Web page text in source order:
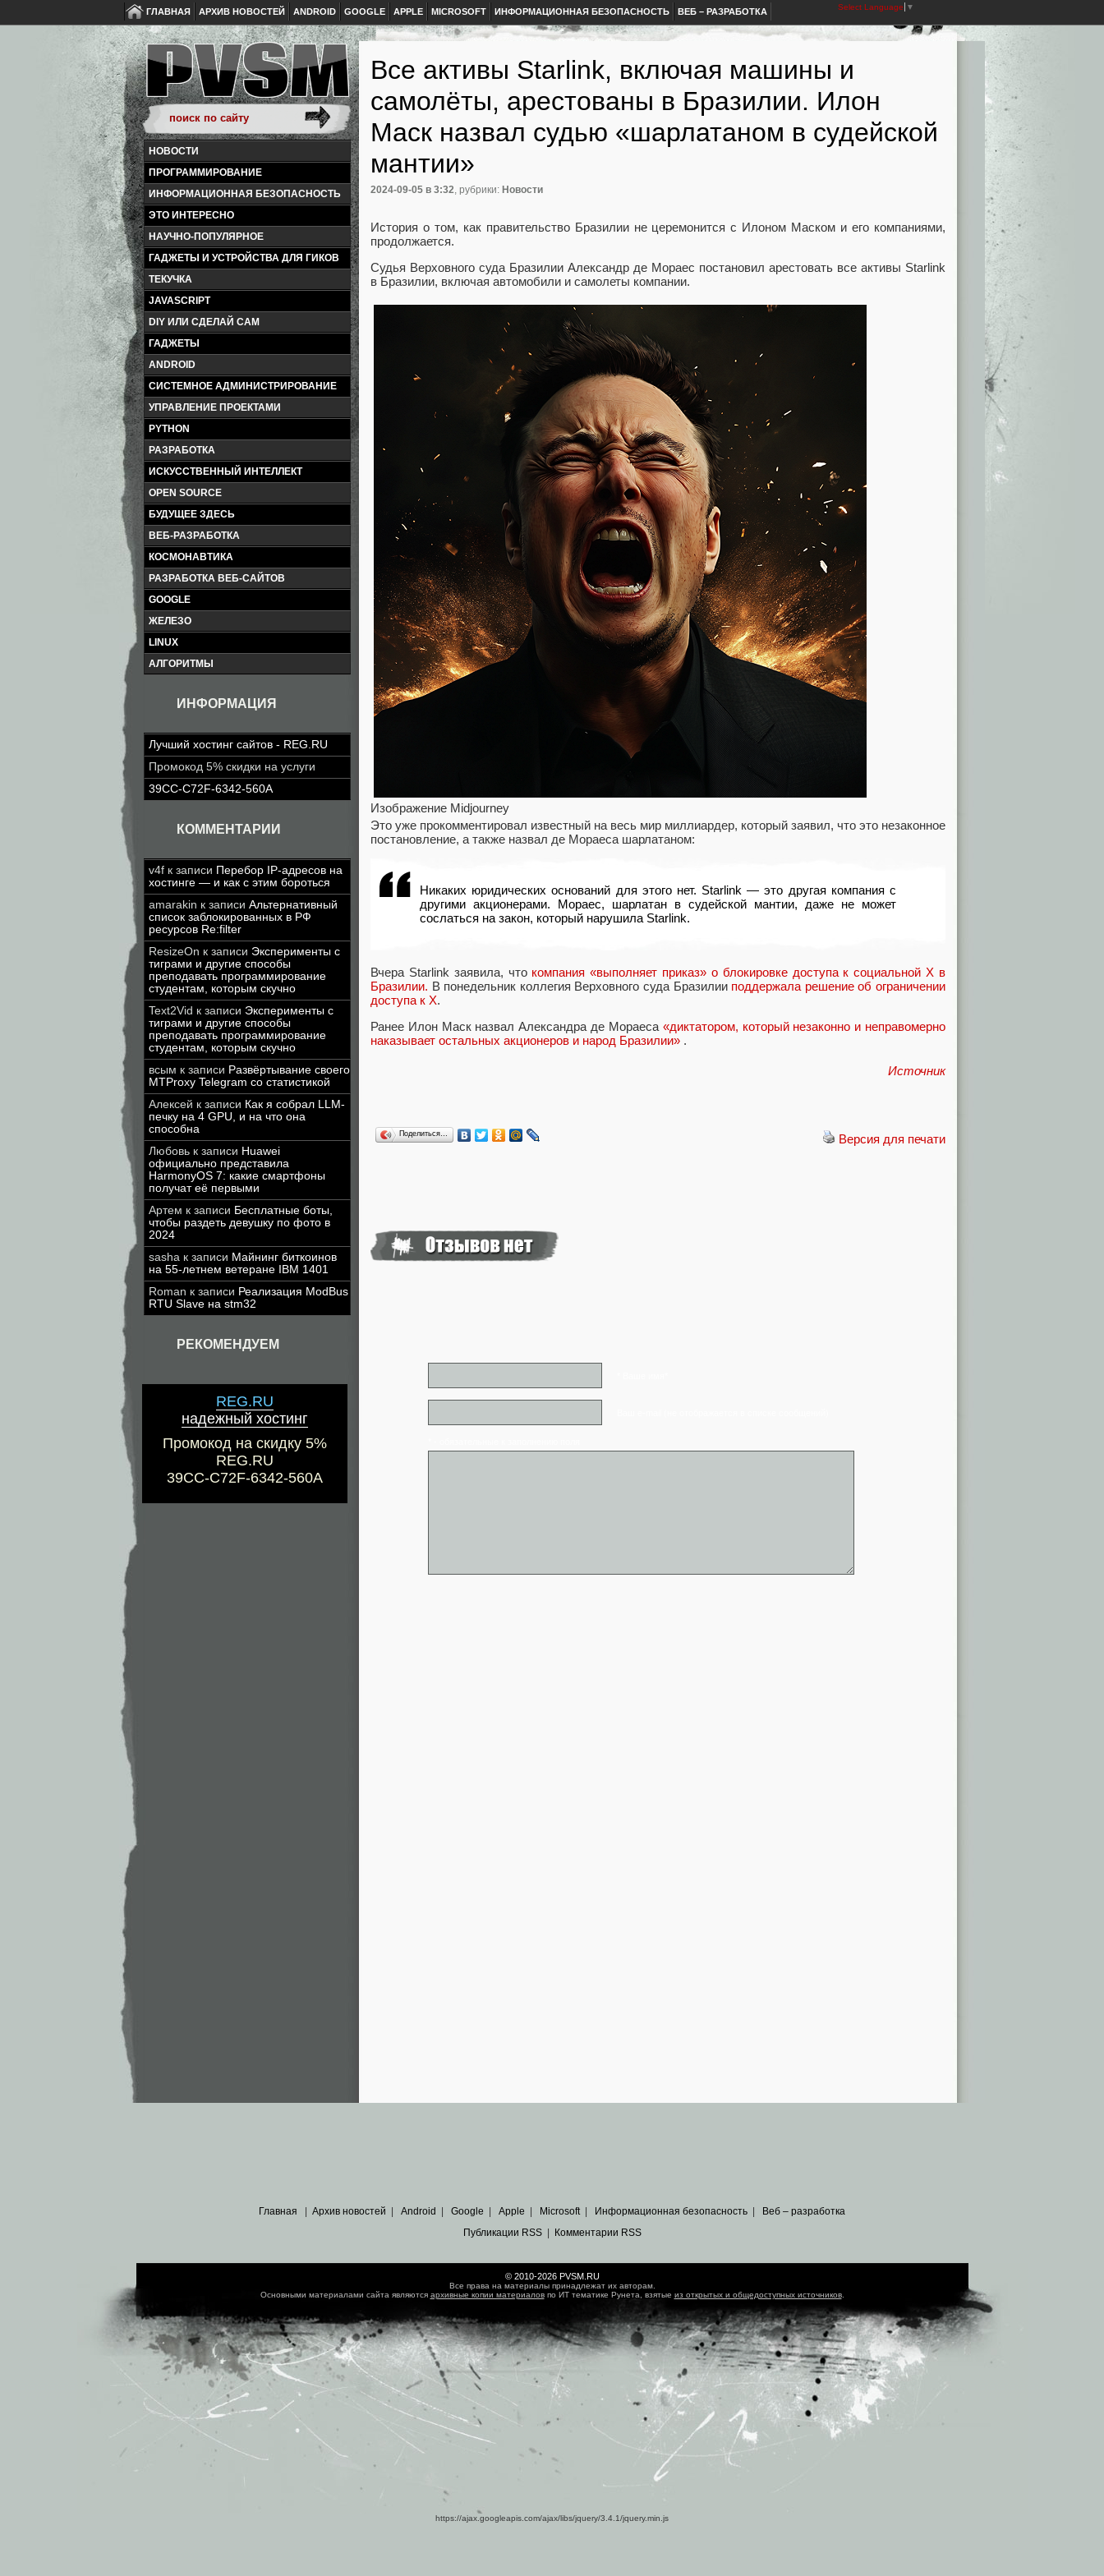
ГЛАВНАЯ АРХИВ НОВОСТЕЙ ANDROID GOOGLE APPLE MICROSOFT ИНФОРМАЦИОННАЯ БЕЗОПАСНОСТЬ ВЕБ – РАЗРАБОТКА Select Language ▼
НОВОСТИ
ПРОГРАММИРОВАНИЕ
ИНФОРМАЦИОННАЯ БЕЗОПАСНОСТЬ
ЭТО ИНТЕРЕСНО
НАУЧНО-ПОПУЛЯРНОЕ
ГАДЖЕТЫ И УСТРОЙСТВА ДЛЯ ГИКОВ
ТЕКУЧКА
JAVASCRIPT
DIY ИЛИ СДЕЛАЙ САМ
ГАДЖЕТЫ
ANDROID
СИСТЕМНОЕ АДМИНИСТРИРОВАНИЕ
УПРАВЛЕНИЕ ПРОЕКТАМИ
PYTHON
РАЗРАБОТКА
ИСКУССТВЕННЫЙ ИНТЕЛЛЕКТ
OPEN SOURCE
БУДУЩЕЕ ЗДЕСЬ
ВЕБ-РАЗРАБОТКА
КОСМОНАВТИКА
РАЗРАБОТКА ВЕБ-САЙТОВ
GOOGLE
ЖЕЛЕЗО
LINUX
АЛГОРИТМЫ
ИНФОРМАЦИЯ
Лучший хостинг сайтов - REG.RU
Промокод 5% скидки на услуги
39CC-C72F-6342-560A
КОММЕНТАРИИ
v4f к записи Перебор IP-адресов на
хостинге — и как с этим бороться
amarakin к записи Альтернативный
список заблокированных в РФ
ресурсов Re:filter
ResizeOn к записи Эксперименты с
тиграми и другие способы
преподавать программирование
студентам, которым скучно
Text2Vid к записи Эксперименты с
тиграми и другие способы
преподавать программирование
студентам, которым скучно
всым к записи Развёртывание своего
MTProxy Telegram со статистикой
Алексей к записи Как я собрал LLM-
печку на 4 GPU, и на что она
способна
Любовь к записи Huawei
официально представила
HarmonyOS 7: какие смартфоны
получат её первыми
Артем к записи Бесплатные боты,
чтобы раздеть девушку по фото в
2024
sasha к записи Майнинг биткоинов
на 55-летнем ветеране IBM 1401
Roman к записи Реализация ModBus
RTU Slave на stm32
РЕКОМЕНДУЕМ
REG.RU
надежный хостинг
Промокод на скидку 5%
REG.RU
39CC-C72F-6342-560A
Все активы Starlink, включая машины и
самолёты, арестованы в Бразилии. Илон
Маск назвал судью «шарлатаном в судейской
мантии»
2024-09-05 в 3:32, рубрики: Новости
История о том, как правительство Бразилии не церемонится с Илоном Маском и его компаниями,
продолжается.
Судья Верховного суда Бразилии Александр де Мораес постановил арестовать все активы Starlink
в Бразилии, включая автомобили и самолеты компании.
Изображение Midjourney
Это уже прокомментировал известный на весь мир миллиардер, который заявил, что это незаконное
постановление, а также назвал де Мораеса шарлатаном:
Никаких юридических оснований для этого нет. Starlink — это другая компания с
другими акционерами. Мораес, шарлатан в судейской мантии, даже не может
сослаться на закон, который нарушила Starlink.
Вчера Starlink заявила, что компания «выполняет приказ» о блокировке доступа к социальной X в
Бразилии. В понедельник коллегия Верховного суда Бразилии поддержала решение об ограничении
доступа к X.
Ранее Илон Маск назвал Александра де Мораеса «диктатором, который незаконно и неправомерно
наказывает остальных акционеров и народ Бразилии» .
Источник
Версия для печати
Поделиться…
Главная Архив новостей Android Google Apple Microsoft| Информационная безопасность
Веб – разработка
Публикации RSS| Комментарии RSS
© 2010-2026 PVSM.RU
Все права на материалы принадлежат их авторам.
Основными материалами сайта являются архивные копии материаловпо ИТ тематике Рунета, взятые из открытых и общедоступных источников.
https://ajax.googleapis.com/ajax/libs/jquery/3.4.1/jquery.min.js